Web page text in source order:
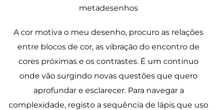
metadesenhos
A cor motiva o meu desenho, procuro as relações
entre blocos de cor, as vibração do encontro de
cores próximas e os contrastes. É um contínuo
onde vão surgindo novas questões que quero
aprofundar e esclarecer. Para navegar a
complexidade, registo a sequência de lápis que uso